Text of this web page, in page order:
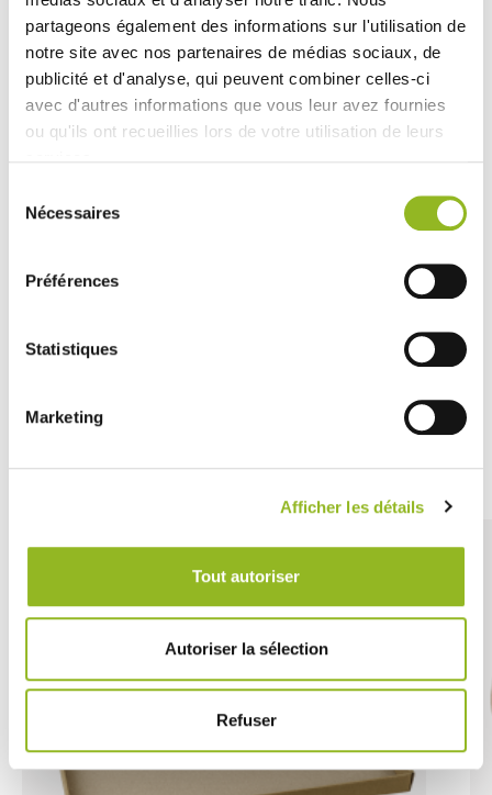
partageons également des informations sur l'utilisation de
notre site avec nos partenaires de médias sociaux, de
publicité et d'analyse, qui peuvent combiner celles-ci
avec d'autres informations que vous leur avez fournies
ou qu'ils ont recueillies lors de votre utilisation de leurs
Nécessaires
Préférences
Statistiques
Marketing
Afficher les détails
Tout autoriser
Autoriser la sélection
Refuser
bianco brillante
- 331x284x30 mm
Cartone- 20 pezzi /
Cioè 0.85 €l'unità
Découvrez aussi